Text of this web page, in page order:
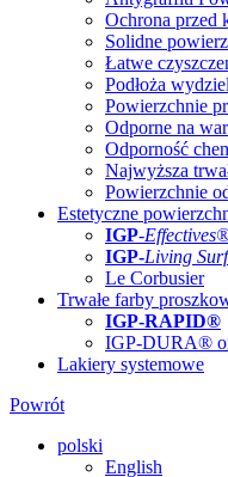
Ochrona przed
Solidne
Łatwe
Podłoża
Powierzchnie
Odporne na
Odporność
Najwyższa
Powierzchnie
Estetyczne
IGP-
IGP-Living
Le Corbusier
Trwałe farby
IGP-RAPID®
IGP-DURA®
Lakiery systemowe
Powrót
polski
English